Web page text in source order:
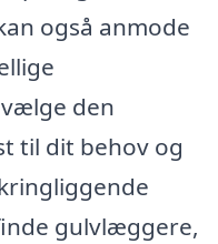
også anmode
den
til dit behov og
gulvlæggere,